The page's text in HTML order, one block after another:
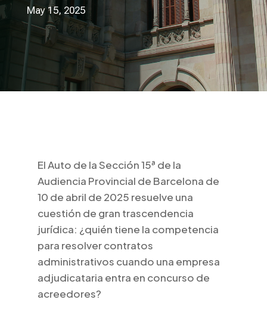
May 15, 2025
El Auto de la Sección 15ª de la
Audiencia Provincial de Barcelona de
10 de abril de 2025 resuelve una
cuestión de gran trascendencia
jurídica: ¿quién tiene la competencia
para resolver contratos
administrativos cuando una empresa
adjudicataria entra en concurso de
acreedores?